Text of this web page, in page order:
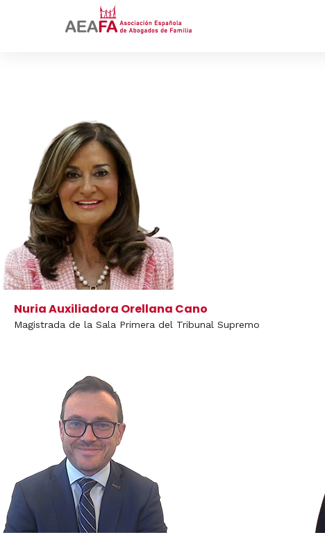
Nuria Auxiliadora Orellana Cano
Magistrada de la Sala Primera del Tribunal Supremo